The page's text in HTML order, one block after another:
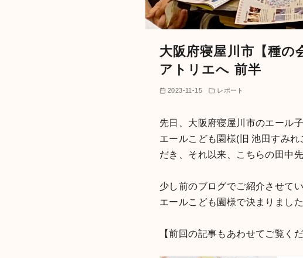
大阪府寝屋川市【種
アトリエへ 前半
2023-11-15 レポート
先日、大阪府寝屋川市のエール
エールこども園様(旧 池田すみ
だき、それ以来、こちらの田中
少し前のブログでご紹介させて
エールこども園様で決まりました
【前回の記事もあわせてご覧くだ